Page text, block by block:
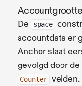
Accountgrootte
De space
accountdata er
Anchor slaat
gevolgd door
Counter